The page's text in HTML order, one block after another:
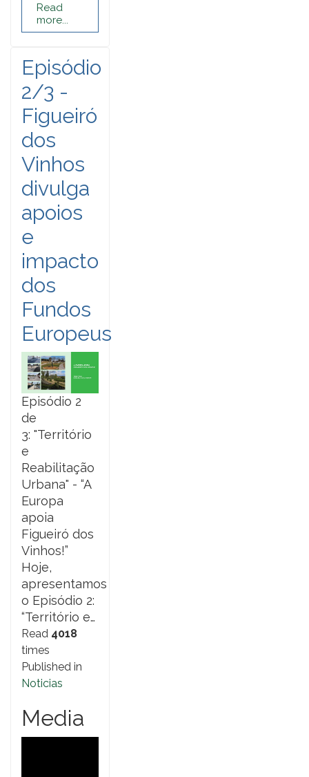
Read
more...
Episódio
2/3 -
Figueiró
dos
Vinhos
divulga
apoios
e
impacto
dos
Fundos
Europeus
Episódio 2
de
3: "Território
e
Reabilitação
Urbana" - “A
Europa
apoia
Figueiró dos
Vinhos!”
Hoje,
apresentamos
o Episódio 2:
“Território e…
Read 4018
times
Published in
Noticias
Media